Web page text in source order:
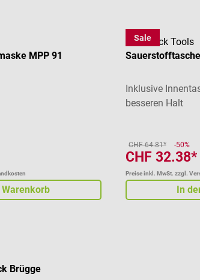
MPP 91
Warenkorb
Sale
DocCheck Tools
Sauerstofftasche
Inklusive
besseren Halt
CHF 64.81* -50%
CHF 32.38*
Preise inkl. MwSt. zzgl.
In
Brügge